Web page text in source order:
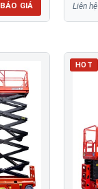
BÁO GIÁ Liên hệ
HOT